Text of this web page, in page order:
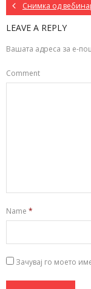
Снимка од
LEAVE A REPLY
Вашата адреса за е-
Comment
Name *
Зачувај го моето